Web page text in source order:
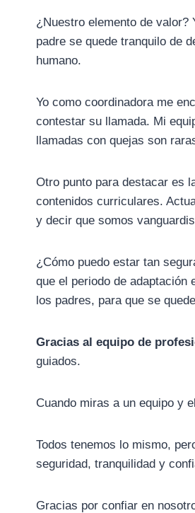
¿Nuestro elemento de valor?
padre se quede tranquilo de
humano.
Yo como coordinadora me
contestar su llamada. Mi
llamadas con quejas son
Otro punto para destacar es
contenidos curriculares.
y decir que somos
¿Cómo puedo estar tan
que el periodo de adaptación
los padres, para que se
Gracias al equipo de
guiados.
Cuando miras a un equipo y
Todos tenemos lo mismo,
seguridad, tranquilidad y
Gracias por confiar en